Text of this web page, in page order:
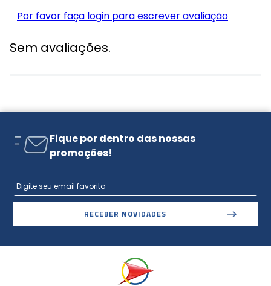
Por favor faça login para escrever avaliação
Sem avaliações.
Fique por dentro das nossas
promoções!
RECEBER NOVIDADES